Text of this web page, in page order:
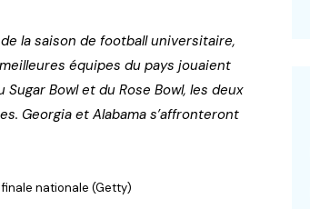
la saison de football universitaire,
équipes du pays jouaient
Bowl et du Rose Bowl, les deux
Georgia et Alabama s’affronteront
nationale (Getty)